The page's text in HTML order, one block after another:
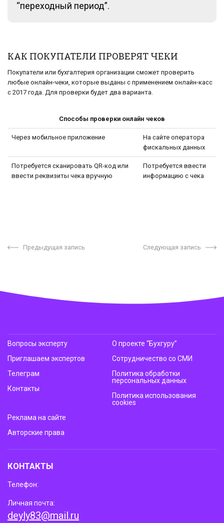
“переходный период”.
КАК ПОКУПАТЕЛИ ПРОВЕРЯТ ЧЕКИ
Покупатели или бухгалтерия организации сможет проверить
любые онлайн-чеки, которые выданы с применением онлайн-касс
с 2017 года. Для проверки будет два варианта.
Способы проверки онлайн чеков
Через мобильное приложение
На сайте оператора
фискальных данных
Потребуется сканировать QR-код или
ввести реквизиты чека вручную
Потребуется ввести
информацию с чека
Предыдущая запись Следующая запись
Вопросы эксперту
Приглашаем экспертов
Телеграм
Контакты
О проекте “Бухгуру”
Сотрудничество со СМИ
Политика обработки
персональных данных
Политика использования
cookies
Реклама на сайте
Авторские права
КОНТАКТЫ
Телефон:
Личная почта:
deyly83@mail.ru